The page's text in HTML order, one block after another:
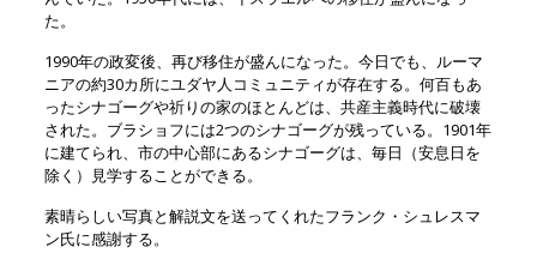
た。
1990年の政変後、再び移住が盛んになった。今日でも、ルーマ
ニアの約30カ所にユダヤ人コミュニティが存在する。何百もあ
ったシナゴーグや祈りの家のほとんどは、共産主義時代に破壊
された。ブラショフには2つのシナゴーグが残っている。1901年
に建てられ、市の中心部にあるシナゴーグは、毎日（安息日を
除く）見学することができる。
素晴らしい写真と解説文を送ってくれたフランク・シュレスマ
ン氏に感謝する。